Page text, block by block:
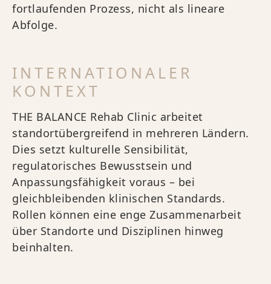
fortlaufenden Prozess, nicht als lineare
Abfolge.
INTERNATIONALER
KONTEXT
THE BALANCE Rehab Clinic arbeitet
standortübergreifend in mehreren Ländern.
Dies setzt kulturelle Sensibilität,
regulatorisches Bewusstsein und
Anpassungsfähigkeit voraus – bei
gleichbleibenden klinischen Standards.
Rollen können eine enge Zusammenarbeit
über Standorte und Disziplinen hinweg
beinhalten.